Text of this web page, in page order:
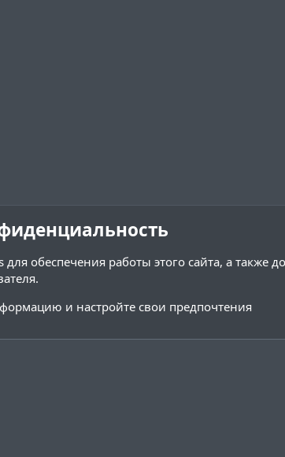
для обеспечения работы этого сайта, а также
и настройте свои предпочтения